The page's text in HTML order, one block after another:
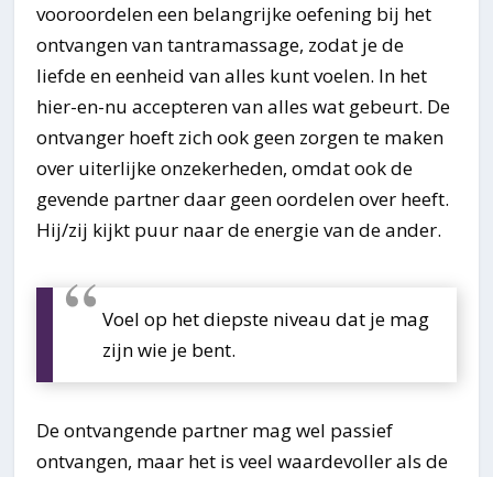
vooroordelen een belangrijke oefening bij het
ontvangen van tantramassage, zodat je de
liefde en eenheid van alles kunt voelen. In het
hier-en-nu accepteren van alles wat gebeurt. De
ontvanger hoeft zich ook geen zorgen te maken
over uiterlijke onzekerheden, omdat ook de
gevende partner daar geen oordelen over heeft.
Hij/zij kijkt puur naar de energie van de ander.
Voel op het diepste niveau dat je mag
zijn wie je bent.
De ontvangende partner mag wel passief
ontvangen, maar het is veel waardevoller als de